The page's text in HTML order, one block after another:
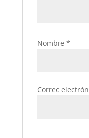
Nombre *
Correo